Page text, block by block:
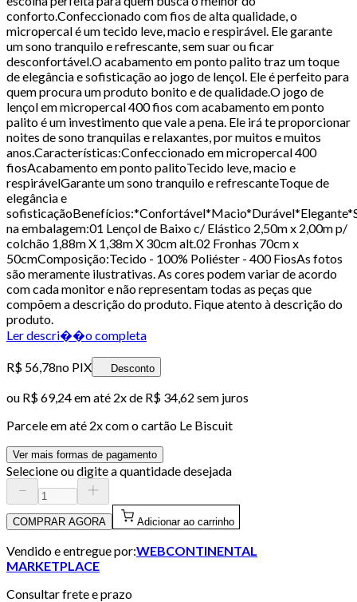
conforto.Confeccionado com fios de alta qualidade, o
micropercal é um tecido leve, macio e respirável. Ele garante
um sono tranquilo e refrescante, sem suar ou ficar
desconfortável.O acabamento em ponto palito traz um toque
de elegância e sofisticação ao jogo de lençol. Ele é perfeito para
quem procura um produto bonito e de qualidade.O jogo de
lençol em micropercal 400 fios com acabamento em ponto
palito é um investimento que vale a pena. Ele irá te proporcionar
noites de sono tranquilas e relaxantes, por muitos e muitos
anos.Características:Confeccionado em micropercal 400
fiosAcabamento em ponto palitoTecido leve, macio e
respirávelGarante um sono tranquilo e refrescanteToque de
elegância e
na embalagem:01 Lençol de Baixo c/ Elástico 2,50m x 2,00m p/
colchão 1,88m X 1,38m X 30cm alt.02 Fronhas 70cm x
50cmComposição:Tecido - 100% Poliéster - 400 FiosAs fotos
são meramente ilustrativas. As cores podem variar de acordo
com cada monitor e não representam todas as peças que
compõem a descrição do produto. Fique atento à descrição do
produto.
Ler descri��o completa
R$ 56,78no PIX Desconto
ou R$ 69,24em até 2x de R$ 34,62 sem juros
Parcele em até 2x com o cartão Le Biscuit
Ver mais formas de pagamento
Selecione ou digite a quantidade desejada
COMPRAR AGORA Adicionar ao carrinho
Vendido e entregue por:WEBCONTINENTAL
MARKETPLACE
Consultar frete e prazo